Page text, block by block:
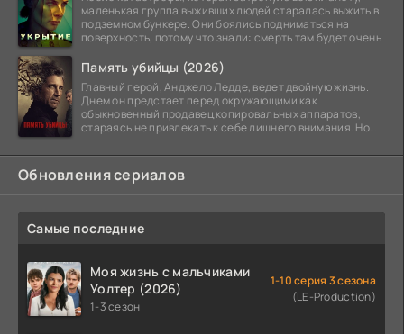
маленькая группа выживших людей старалась выжить в
подземном бункере. Они боялись подниматься на
поверхность, потому что знали: смерть там будет очень
Память убийцы (2026)
Главный герой, Анджело Ледде, ведет двойную жизнь.
Днем он предстает перед окружающими как
обыкновенный продавец копировальных аппаратов,
стараясь не привлекать к себе лишнего внимания. Но
Обновления сериалов
Самые последние
Моя жизнь с мальчиками
Уолтер (2026)
1-3 сезон
1-10 серия 3 сезона
(LE-Production)